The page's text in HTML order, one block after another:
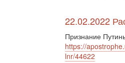
22.02.2022
Признание
https://
lnr/44622